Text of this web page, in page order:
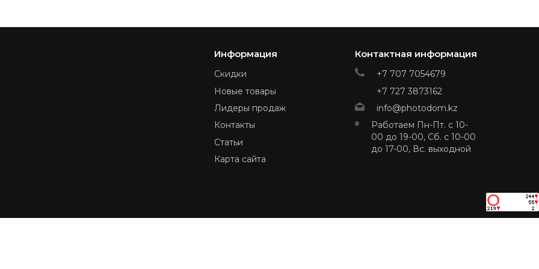
Информация
Скидки
Новые товары
Лидеры продаж
Контакты
Статьи
Карта сайта
Контактная информация
+7 707 7054679
+7 727 3873162
info@photodom.kz
Работаем Пн-Пт. с 10-
00 до 19-00, Сб. с 10-00
до 17-00, Вс. выходной